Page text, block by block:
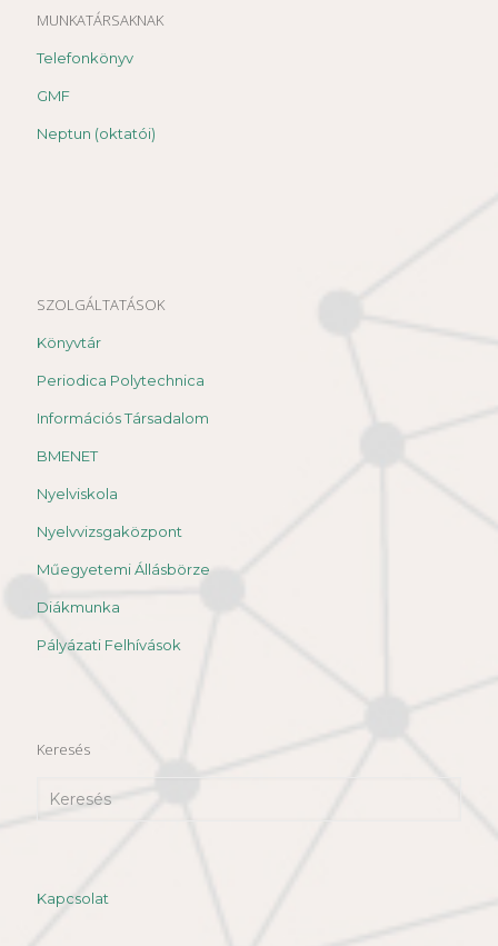
MUNKATÁRSAKNAK
Telefonkönyv
GMF
Neptun (oktatói)
SZOLGÁLTATÁSOK
Könyvtár
Periodica Polytechnica
Információs Társadalom
BMENET
Nyelviskola
Nyelvvizsgaközpont
Műegyetemi Állásbörze
Diákmunka
Pályázati Felhívások
Keresés
Kapcsolat